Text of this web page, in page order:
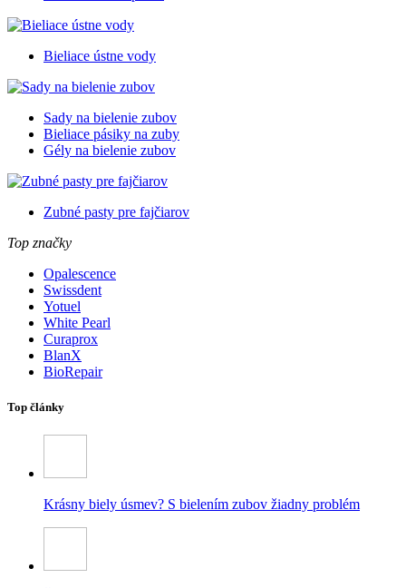
Bieliace ústne vody
Sady na bielenie zubov
Bieliace pásiky na zuby
Gély na bielenie zubov
Zubné pasty pre fajčiarov
Top značky
Opalescence
Swissdent
Yotuel
White Pearl
Curaprox
BlanX
BioRepair
Top články
Krásny biely úsmev? S bielením zubov žiadny problém